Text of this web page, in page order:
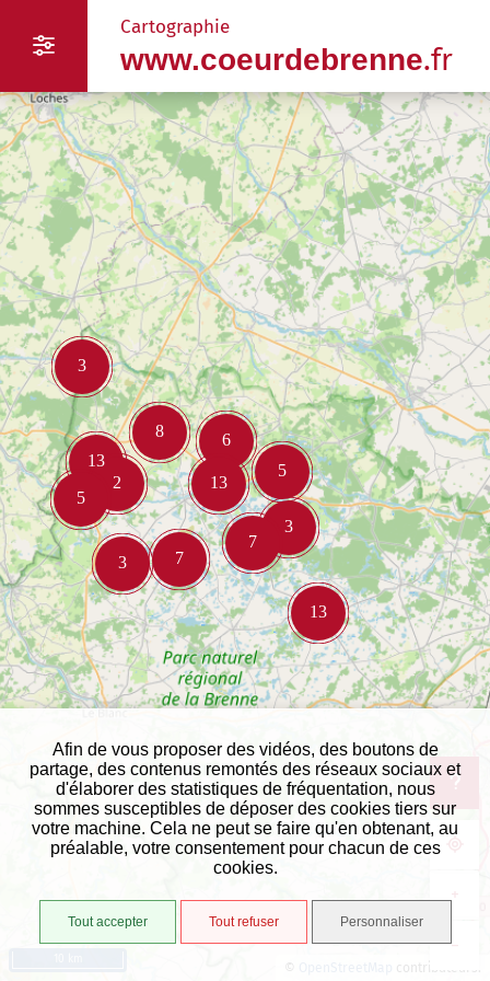
Panneau de gestion des cookies
Afin de vous proposer des vidéos, des boutons de
partage, des contenus remontés des réseaux sociaux et
d'élaborer des statistiques de fréquentation, nous
sommes susceptibles de déposer des cookies tiers sur
votre machine. Cela ne peut se faire qu'en obtenant, au
préalable, votre consentement pour chacun de ces
cookies.
Tout accepter Tout refuser Personnaliser
Cartographie
www.coeurdebrenne.fr
+
−
contributeurs.